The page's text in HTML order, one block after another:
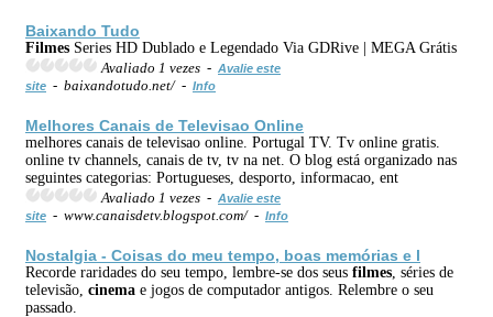
Baixando Tudo
Filmes Series HD Dublado e Legendado Via GDRive | MEGA Grátis
Avaliado 1 vezes - Avalie este
site - baixandotudo.net/ - Info
Melhores Canais de Televisao Online
melhores canais de televisao online. Portugal TV. Tv online gratis.
online tv channels, canais de tv, tv na net. O blog está organizado nas
seguintes categorias: Portugueses, desporto, informacao, ent
Avaliado 1 vezes - Avalie este
site - www.canaisdetv.blogspot.com/ - Info
Nostalgia - Coisas do meu tempo, boas memórias e l
Recorde raridades do seu tempo, lembre-se dos seus filmes , séries de
televisão, cinema e jogos de computador antigos. Relembre o seu
passado.